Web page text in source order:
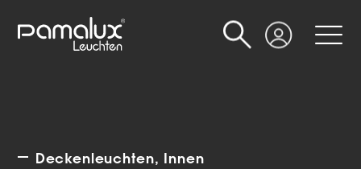
Login
Suche
Deckenleuchten Innen